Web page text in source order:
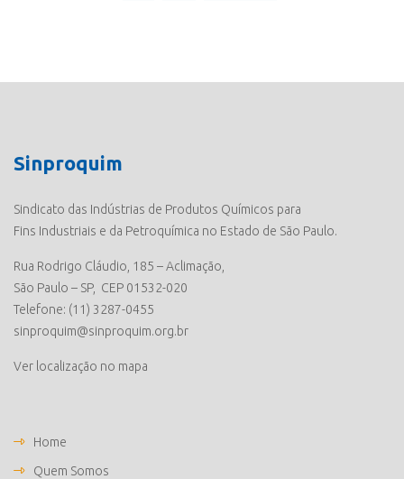
Sinproquim
Sindicato das Indústrias de Produtos Químicos para
Fins Industriais e da Petroquímica no Estado de São Paulo.
Rua Rodrigo Cláudio, 185 – Aclimação,
São Paulo – SP, CEP 01532-020
Telefone: (11) 3287-0455
sinproquim@sinproquim.org.br
Ver localização no mapa
Home
Quem Somos